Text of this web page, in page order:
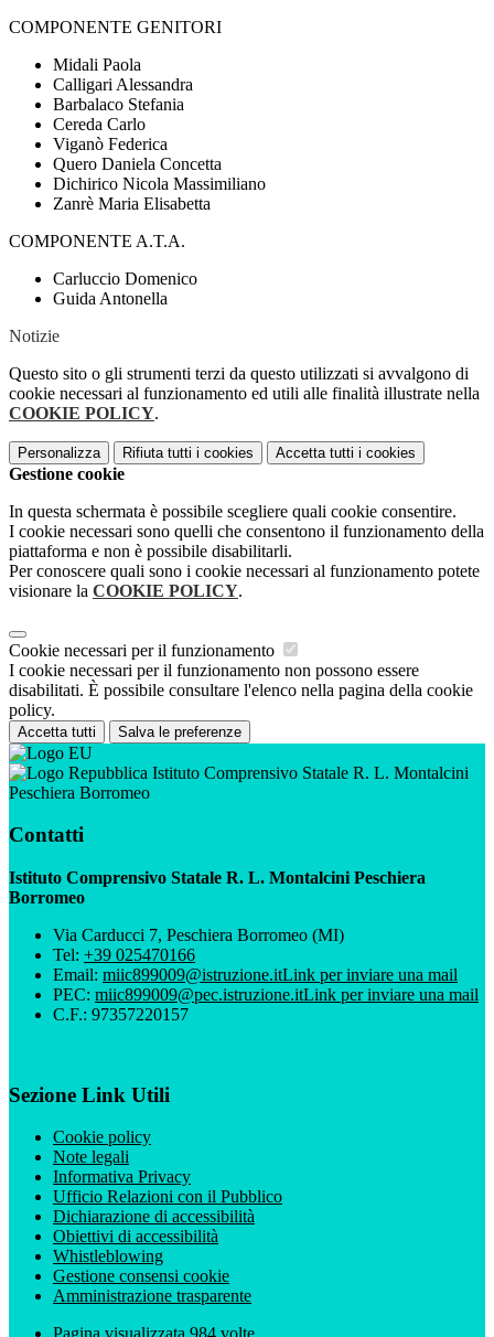
COMPONENTE GENITORI
Midali Paola
Calligari Alessandra
Barbalaco Stefania
Cereda Carlo
Viganò Federica
Quero Daniela Concetta
Dichirico Nicola Massimiliano
Zanrè Maria Elisabetta
COMPONENTE A.T.A.
Carluccio Domenico
Guida Antonella
Notizie
Questo sito o gli strumenti terzi da questo utilizzati si avvalgono di
cookie necessari al funzionamento ed utili alle finalità illustrate nella
COOKIE POLICY.
Personalizza Rifiuta tutti i cookies Accetta tutti i cookies
Gestione cookie
In questa schermata è possibile scegliere quali cookie consentire.
I cookie necessari sono quelli che consentono il funzionamento della
piattaforma e non è possibile disabilitarli.
Per conoscere quali sono i cookie necessari al funzionamento potete
visionare la COOKIE POLICY.
Cookie necessari per il funzionamento
I cookie necessari per il funzionamento non possono essere
disabilitati. È possibile consultare l'elenco nella pagina della cookie
policy.
Accetta tutti Salva le preferenze
Istituto Comprensivo Statale R. L. Montalcini
Peschiera Borromeo
Contatti
Istituto Comprensivo Statale R. L. Montalcini Peschiera
Borromeo
Via Carducci 7, Peschiera Borromeo (MI)
Tel: +39 025470166
Email: miic899009@istruzione.itLink per inviare una mail
PEC: miic899009@pec.istruzione.itLink per inviare una mail
C.F.: 97357220157
Sezione Link Utili
Cookie policy
Note legali
Informativa Privacy
Ufficio Relazioni con il Pubblico
Dichiarazione di accessibilità
Obiettivi di accessibilità
Whistleblowing
Gestione consensi cookie
Amministrazione trasparente